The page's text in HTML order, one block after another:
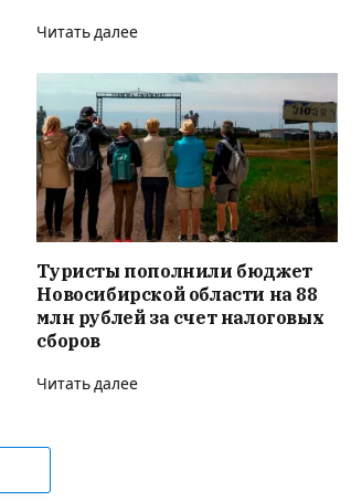
Читать далее
Туристы пополнили бюджет
Новосибирской области на 88
млн рублей за счет налоговых
сборов
Читать далее